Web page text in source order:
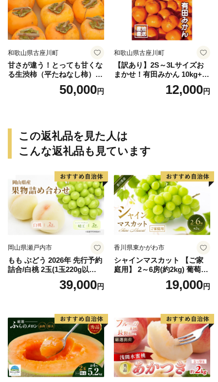
和歌山県古座川町
甘さが違う！とっても甘くな
る生渋柿（平たねなし柿）吊
ップ付約14.5～15kg 約60～
50,000円
和歌山県古座川町
【訳あり】2S～3Lサイズお
まかせ！有田みかん 10kg+2k
g保証分 11月から12月下旬ま
でに順次発送致します。 / 訳
12,000円
この返礼品を見た人は
こんな返礼品も見ています
岡山県瀬戸内市
もも ぶどう 2026年 先行予約
詰合/白桃 2玉(1玉220g以
上)・シャインマスカット 晴
39,000円
香川県東かがわ市
シャインマスカット 【ご家
庭用】 2～6房(約2kg) 葡萄 ぶ
どう ブドウ フルーツ 果物 く
だもの 果実 旬の果物 旬のフ
19,000円